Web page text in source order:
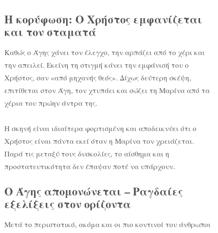
Η κορύφωση: Ο Χρήστος εμφανίζεται
και τον σταματά
Καθώς ο Άγης χάνει τον έλεγχο, την αρπάζει από το χέρι και
την απειλεί. Εκείνη τη στιγμή κάνει την εμφάνισή του ο
Χρήστος, σαν «από μηχανής θεός». Δίχως δεύτερη σκέψη,
επιτίθεται στον Άγη, τον χτυπάει και σώζει τη Μαρίνα από τα
χέρια του πρώην άντρα της.
Η σκηνή είναι ιδιαίτερα φορτισμένη και αποδεικνύει ότι ο
Χρήστος είναι πάντα εκεί όταν η Μαρίνα τον χρειάζεται.
Παρά τις μεταξύ τους δυσκολίες, το αίσθημα και η
προστατευτικότητα δεν έπαψαν ποτέ να υπάρχουν.
Ο Άγης απομονώνεται – Ραγδαίες
εξελίξεις στον ορίζοντα
Μετά το περιστατικό, ακόμα και οι πιο κοντινοί του άνθρωποι